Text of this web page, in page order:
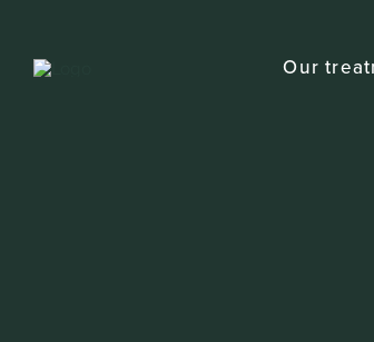
content
Our